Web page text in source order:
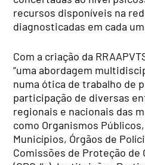
recursos disponíveis na r
diagnosticadas em cada
Com a criação da R
“uma abordagem
numa ótica de trabalho de
participação de diversas
regionais e nacionais das
como Organismos
Municípios, Órgãos de
Comissões de Proteção de